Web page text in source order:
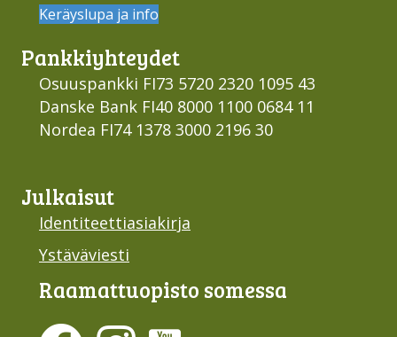
Keräyslupa ja info
Pankki­yhteydet
Osuuspankki FI73 5720 2320 1095 43
Danske Bank FI40 8000 1100 0684 11
Nordea FI74 1378 3000 2196 30
Julkaisut
Identiteettiasiakirja
Ystäväviesti
Raamattu­opisto somessa